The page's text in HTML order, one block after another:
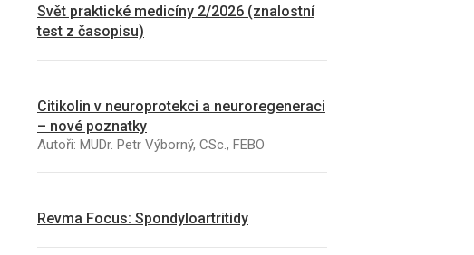
Svět praktické medicíny 2/2026 (znalostní
test z časopisu)
Citikolin v neuroprotekci a neuroregeneraci
– nové poznatky
Autoři: MUDr. Petr Výborný, CSc., FEBO
Revma Focus: Spondyloartritidy